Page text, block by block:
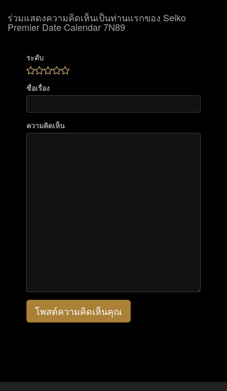
ร่วมแสดงความคิดเห็นเป็นท่านแรกของ Seiko
Premier Date Calendar 7N89
ระดับ
ชื่อเรื่อง
ความคิดเห็น
โพสต์ความคิดเห็นคุณ